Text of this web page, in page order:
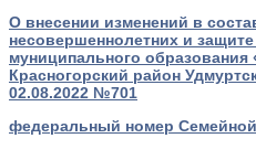
О внесении изменений в
несовершеннолетних и
муниципального
Красногорский район
02.08.2022 №701
федеральный номер